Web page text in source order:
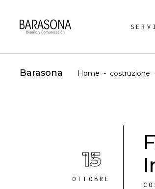
Barasona Home - costruzione
15
OTTOBRE